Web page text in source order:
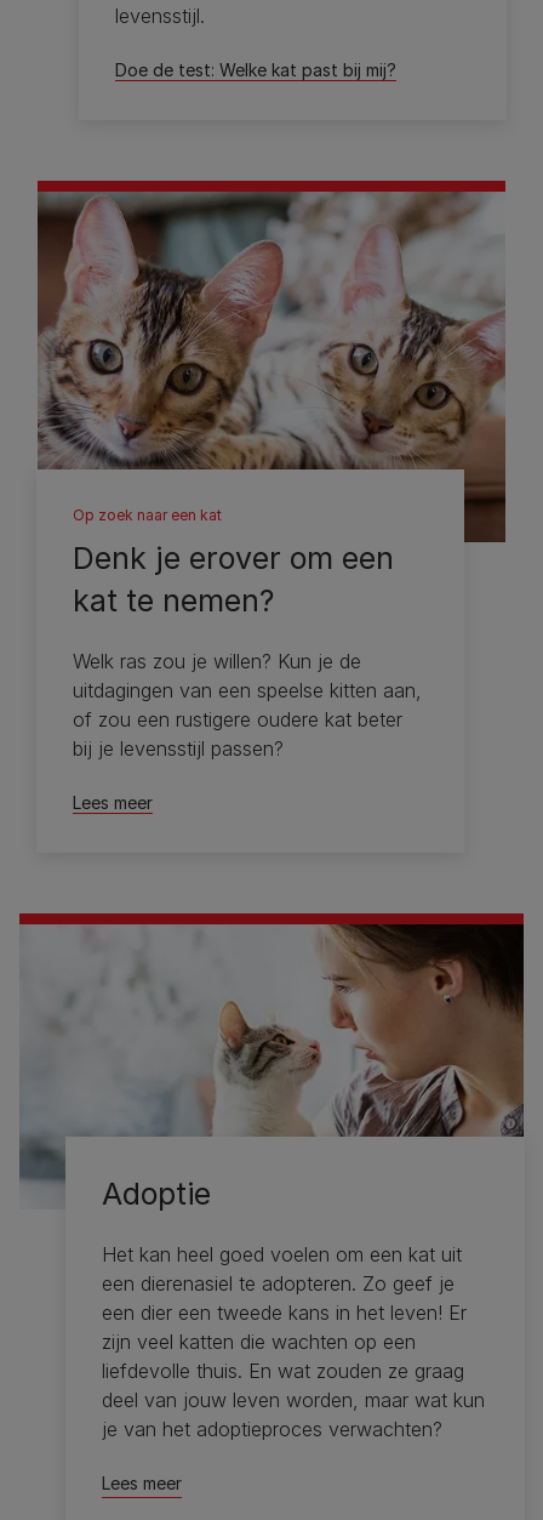
levensstijl.
Doe de test: Welke kat past bij mij?
Op zoek naar een kat
Denk je erover om een ​​
kat te nemen?
Welk ras zou je willen? Kun je de
uitdagingen van een speelse kitten aan,
of zou een rustigere oudere kat beter
bij je levensstijl passen?
Lees meer
Adoptie
Het kan heel goed voelen om een kat uit
een dierenasiel te adopteren. Zo geef je
een dier een tweede kans in het leven! Er
zijn veel katten die wachten op een
liefdevolle thuis. En wat zouden ze graag
deel van jouw leven worden, maar wat kun
je van het adoptieproces verwachten?
Lees meer